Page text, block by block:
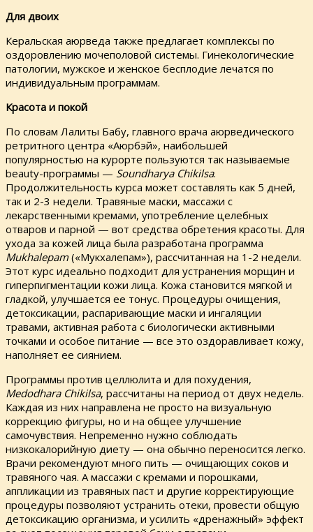
Для двоих
Керальская аюрведа также предлагает комплексы по
оздоровлению мочеполовой системы. Гинекологические
патологии, мужское и женское бесплодие лечатся по
индивидуальным программам.
Красота и покой
По словам Лалиты Бабу, главного врача аюрведического
ретритного центра «Аюрбэй», наибольшей
популярностью на курорте пользуются так называемые
beauty-программы — Soundharya Chikilsa.
Продолжительность курса может составлять как 5 дней,
так и 2-3 недели. Травяные маски, массажи с
лекарственными кремами, употребление целебных
отваров и парной — вот средства обретения красоты. Для
ухода за кожей лица была разработана программа
Mukhalepam(«Мукхалепам»), рассчитанная на 1-2 недели.
Этот курс идеально подходит для устранения морщин и
гиперпигментации кожи лица. Кожа становится мягкой и
гладкой, улучшается ее тонус. Процедуры очищения,
детоксикации, распаривающие маски и ингаляции
травами, активная работа с биологически активными
точками и особое питание — все это оздоравливает кожу,
наполняет ее сиянием.
Программы против целлюлита и для похудения,
Medodhara Chikilsa, рассчитаны на период от двух недель.
Каждая из них направлена не просто на визуальную
коррекцию фигуры, но и на общее улучшение
самочувствия. Непременно нужно соблюдать
низкокалорийную диету — она обычно переносится легко.
Врачи рекомендуют много пить — очищающих соков и
травяного чая. А массажи с кремами и порошками,
аппликации из травяных паст и другие корректирующие
процедуры позволяют устранить отеки, провести общую
детоксикацию организма, и усилить «дренажный» эффект